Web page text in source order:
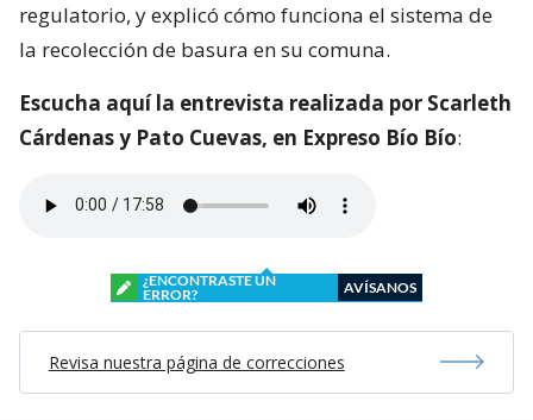
regulatorio, y explicó cómo funciona el sistema de
la recolección de basura en su comuna.
Escucha aquí la entrevista realizada por Scarleth
Cárdenas y Pato Cuevas, en Expreso Bío Bío:
¿ENCONTRASTE UN
ERROR?
AVÍSANOS
Revisa nuestra página de correcciones